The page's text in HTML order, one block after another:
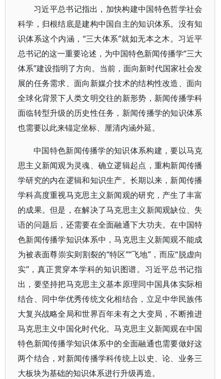
习近平总书记指出，加快构建中国特色哲学社会
科学，归根结底是建构中国自主的知识体系。没有知
识体系这个内涵，“三大体系”就如无本之木。习近平
总书记的这一重要论述，为中国特色新闻传播学“三大
体系”建设指明了方向。当前，面向新时代国家社会发
展的任务需求、面向新媒介技术的结构性改造、面向
全球化背景下人类文明交往的新形势，新闻传播学科
面临转型升级的历史性任务，新闻传播学的知识体系
也需要以此来锚定坐标、厘清内涵外延。
中国特色新闻传播学的知识体系构建，要以马克
思主义新闻观为灵魂、确立逻辑起点，重构新闻传播
学研究的内在逻辑和知识生产。长期以来，新闻传播
学科高度重视马克思主义新闻观的研究，产生了丰富
的成果。但是，在解决了马克思主义新闻观缺位、失
语的问题后，还需要在全面融通下大功夫。在中国特
色新闻传播学知识体系中，马克思主义新闻观不能成
为被表面尊崇实则割裂的“特区”“飞地”，而应“脱虚向
实”，真正贯穿本学科的知识图谱。习近平总书记指
出，要坚持把马克思主义基本原理同中国具体实际相
结合、同中华优秀传统文化相结合，立足中华民族伟
大复兴战略全局和世界百年未有之大变局，不断推进
马克思主义中国化时代化。马克思主义新闻观在中国
特色新闻传播学知识体系中的全面融通也需要做好这
两个结合，对新闻传播学科传统上以史、论、业务三
大板块为基础的知识体系进行升级再造。